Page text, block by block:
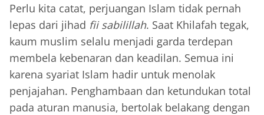
Perlu kita catat, perjuangan Islam tidak pernah
lepas dari jihad fii sabilillah. Saat Khilafah tegak,
kaum muslim selalu menjadi garda terdepan
membela kebenaran dan keadilan. Semua ini
karena syariat Islam hadir untuk menolak
penjajahan. Penghambaan dan ketundukan total
pada aturan manusia, bertolak belakang dengan